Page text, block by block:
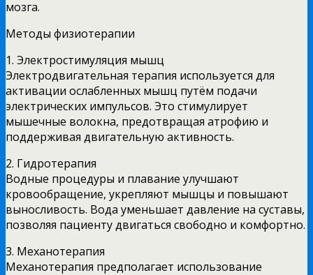
мозга.
Методы физиотерапии
1. Электростимуляция мышц
Электродвигательная терапия используется для
активации ослабленных мышц путём подачи
электрических импульсов. Это стимулирует
мышечные волокна, предотвращая атрофию и
поддерживая двигательную активность.
2. Гидротерапия
Водные процедуры и плавание улучшают
кровообращение, укрепляют мышцы и повышают
выносливость. Вода уменьшает давление на суставы,
позволяя пациенту двигаться свободно и комфортно.
3. Механотерапия
Механотерапия предполагает использование